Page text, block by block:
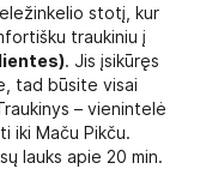
stotį, kur
traukiniu į
. Jis įsikūręs
tad būsite visai
– vienintelė
iki Maču Pikču.
lauks apie 20 min.